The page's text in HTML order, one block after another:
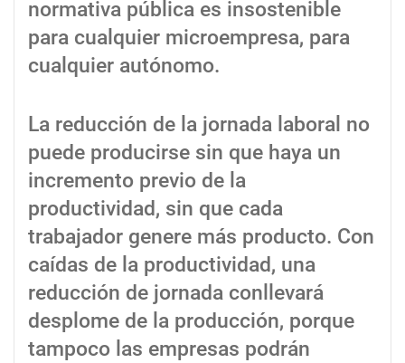
normativa pública es insostenible
para cualquier microempresa, para
cualquier autónomo.
La reducción de la jornada laboral no
puede producirse sin que haya un
incremento previo de la
productividad, sin que cada
trabajador genere más producto. Con
caídas de la productividad, una
reducción de jornada conllevará
desplome de la producción, porque
tampoco las empresas podrán